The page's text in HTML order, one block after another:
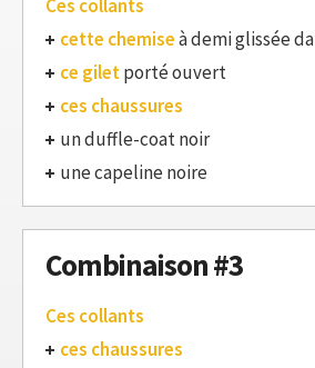
Ces collants
cette chemiseà demi glissée
ce giletporté ouvert
ces chaussures
un duffle-coat noir
une capeline noire
Combinaison #3
Ces collants
ces chaussures